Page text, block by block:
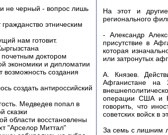
не черный - вопрос лишь
этническим
нам готовит.
доктором
экономики и дипломатии
возможность создания
создать антироссийский
Медведев попал в
сказки
области восстановлены
"Арселор Миттал"
На этот и
регионального
- Александр
присутствие в
которая
или затронутых
А. Князев.
Афганистане на
операции США и
говорить, что
советских войск в
За семь с лишним